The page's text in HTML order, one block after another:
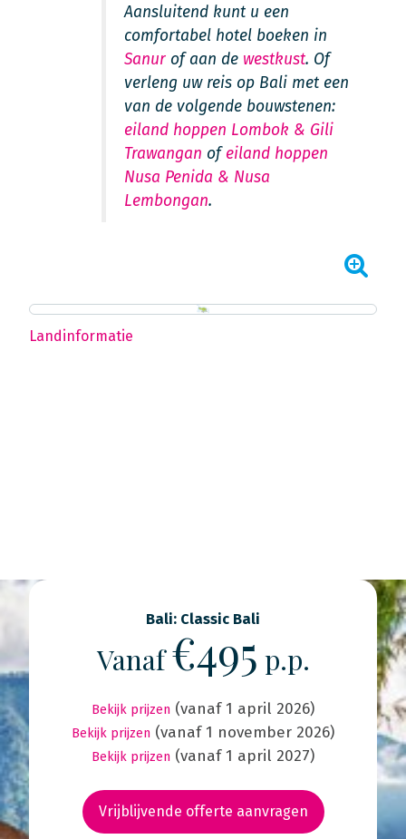
Aansluitend kunt u een
comfortabel hotel boeken in
Sanur of aan de westkust. Of
verleng uw reis op Bali met een
van de volgende bouwstenen:
eiland hoppen Lombok & Gili
Trawangan ofeiland hoppen
Nusa Penida & Nusa
Lembongan.
Landinformatie
Bali: Classic Bali
Vanaf€495 p.p.
Bekijk prijzen (vanaf 1 april 2026)
Bekijk prijzen (vanaf 1 november 2026)
Bekijk prijzen (vanaf 1 april 2027)
Vrijblijvende offerte aanvragen